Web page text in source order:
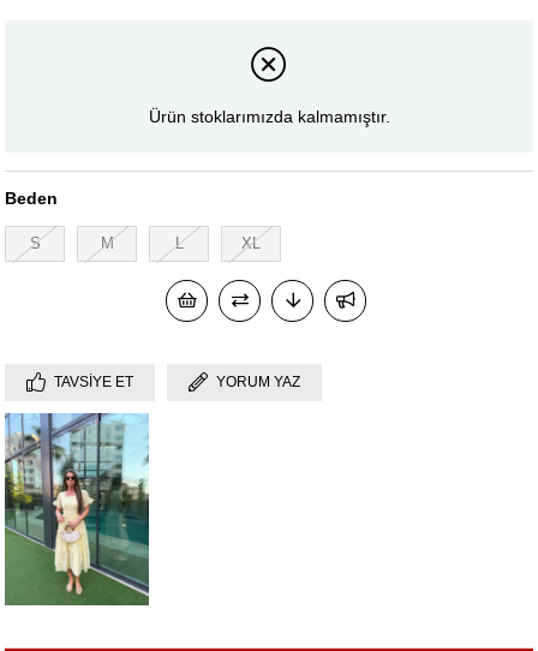
Ürün stoklarımızda kalmamıştır.
Beden
S M L XL
TAVSIYE ET YORUM YAZ